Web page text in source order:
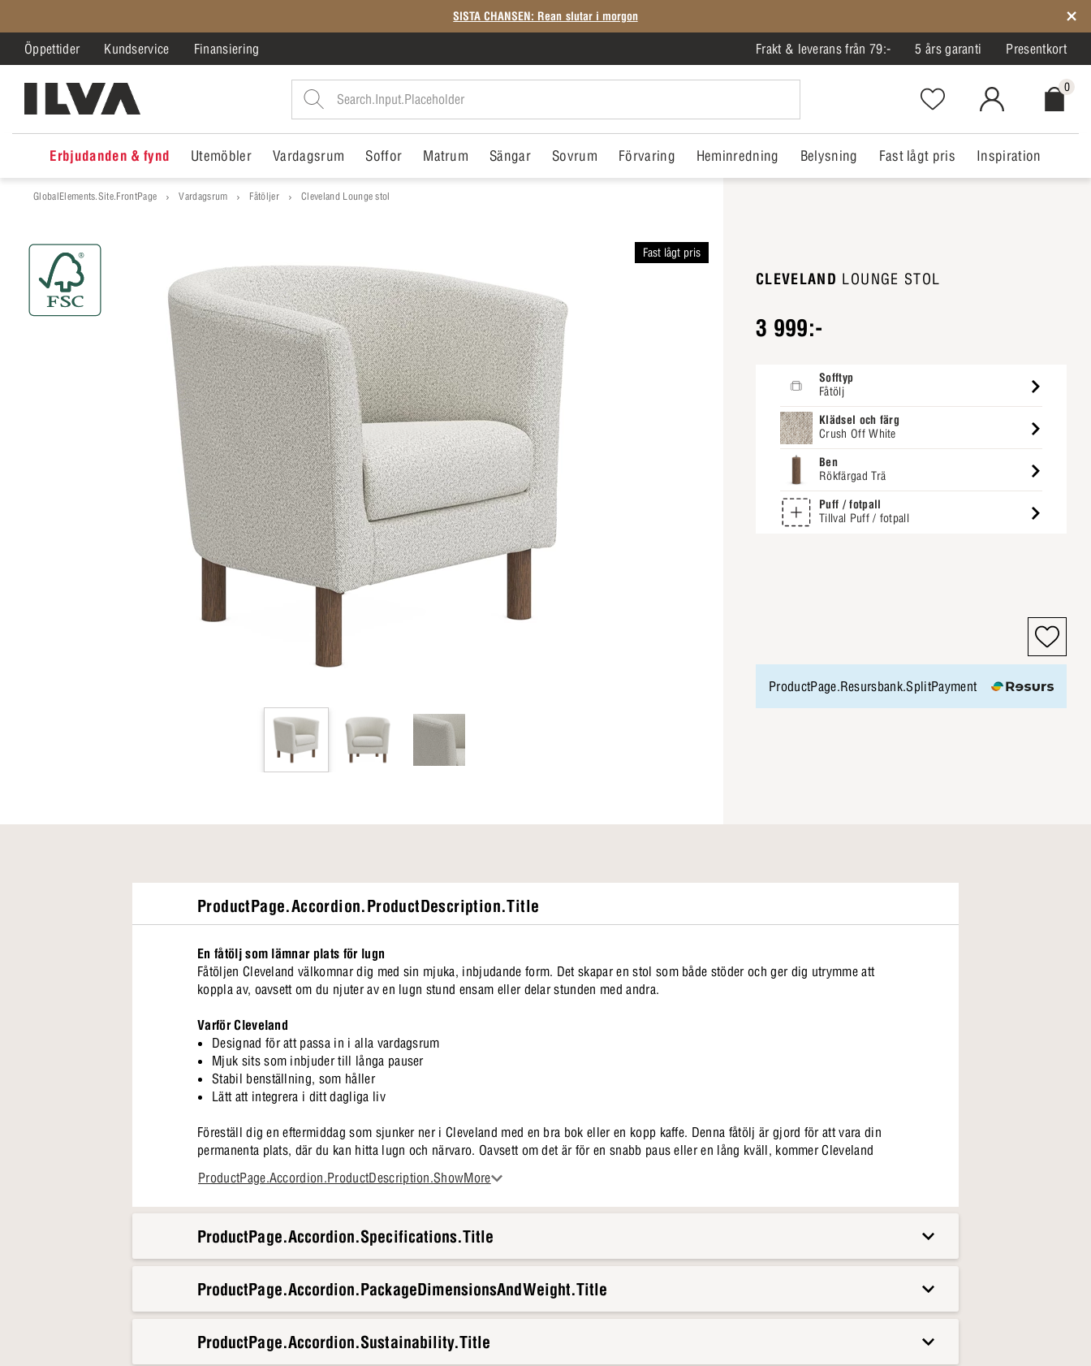
SISTA CHANSEN: Rean slutar i morgon
Öppettider Kundservice Finansiering Frakt & leverans från 79:- 5 års garanti Presentkort
Favorites.NavigationButton.Text
MitIlva.Login
0
Erbjudanden & fynd Utemöbler Vardagsrum Soffor Matrum Sängar Sovrum Förvaring Heminredning Belysning Fast lågt pris Inspiration
GlobalElements.Site.FrontPage Vardagsrum Fåtöljer Cleveland Lounge stol
Fast lågt pris
CLEVELAND LOUNGE STOL
3 999:-
Sofftyp
Fåtölj
Klädsel och färg
Crush Off White
Ben
Rökfärgad Trä
Puff / fotpall
Tillval Puff / fotpall
ProductPage.Resursbank.SplitPayment
ProductPage.Accordion.ProductDescription.Title
En fåtölj som lämnar plats för lugn
Fåtöljen Cleveland välkomnar dig med sin mjuka, inbjudande form. Det skapar en stol som både stöder och ger dig utrymme att
koppla av, oavsett om du njuter av en lugn stund ensam eller delar stunden med andra.
Varför Cleveland
Designad för att passa in i alla vardagsrum
Mjuk sits som inbjuder till långa pauser
Stabil benställning, som håller
Lätt att integrera i ditt dagliga liv
Föreställ dig en eftermiddag som sjunker ner i Cleveland med en bra bok eller en kopp kaffe. Denna fåtölj är gjord för att vara din
permanenta plats, där du kan hitta lugn och närvaro. Oavsett om det är för en snabb paus eller en lång kväll, kommer Cleveland
snabbt att bli en oumbärlig del av ditt vardagsliv.
ProductPage.Accordion.ProductDescription.ShowMore
ProductPage.Accordion.Specifications.Title
ProductPage.Accordion.PackageDimensionsAndWeight.Title
ProductPage.Accordion.Sustainability.Title